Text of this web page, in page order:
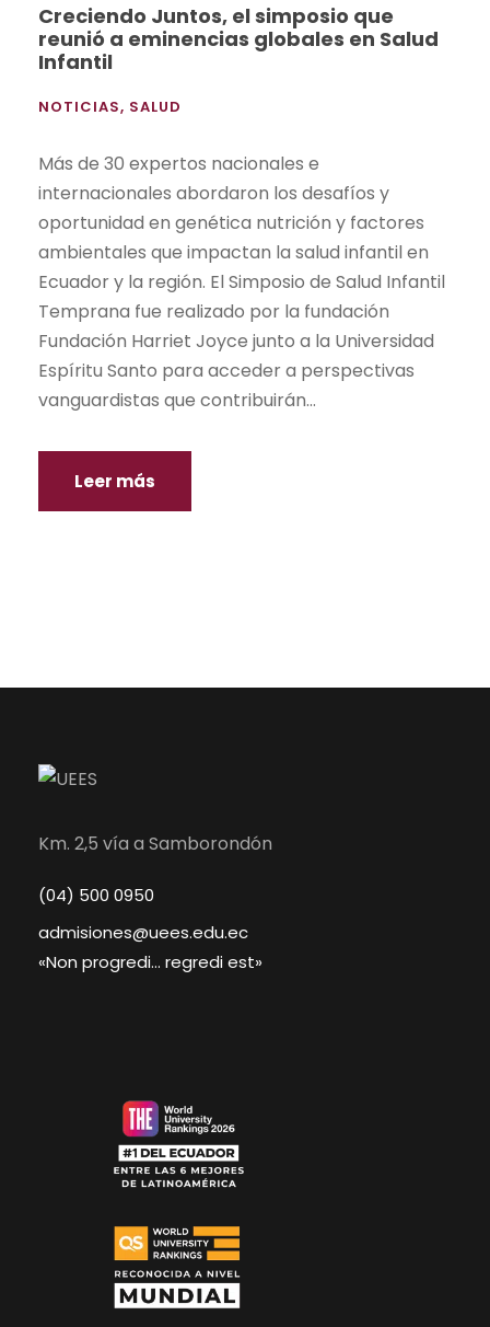
Creciendo Juntos, el simposio que
reunió a eminencias globales en Salud
Infantil
NOTICIAS, SALUD
Más de 30 expertos nacionales e
internacionales abordaron los desafíos y
oportunidad en genética nutrición y factores
ambientales que impactan la salud infantil en
Ecuador y la región. El Simposio de Salud Infantil
Temprana fue realizado por la fundación
Fundación Harriet Joyce junto a la Universidad
Espíritu Santo para acceder a perspectivas
vanguardistas que contribuirán...
Leer más
Km. 2,5 vía a Samborondón
(04) 500 0950
admisiones@uees.edu.ec
«Non progredi… regredi est»